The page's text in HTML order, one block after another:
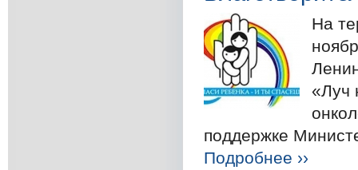
На
«Луч
поддержке
Подробнее ››